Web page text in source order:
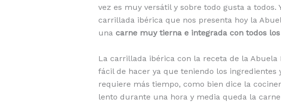
vez es muy versátil y sobre todo gusta a todos.
carrillada ibérica que nos presenta hoy la
una carne muy tierna e integrada con todos
La carrillada ibérica con la receta de la Abuela
fácil de hacer ya que teniendo los ingredientes
requiere más tiempo, como bien dice la
lento durante una hora y media queda la